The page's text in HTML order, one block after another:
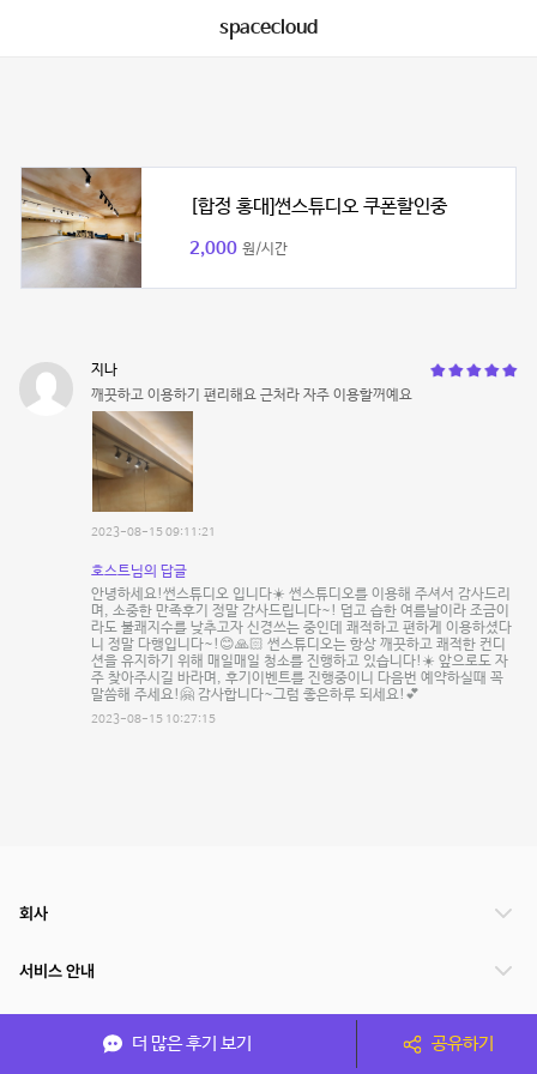
spacecloud
[합정 홍대]썬스튜디오 쿠폰할인중
2,000 원/시간
지나
깨끗하고 이용하기 편리해요 근처라 자주 이용할꺼예요
2023-08-15 09:11:21
호스트님의 답글
안녕하세요!썬스튜디오 입니다☀️ 썬스튜디오를 이용해 주셔서 감사드리
며, 소중한 만족후기 정말 감사드립니다~! 덥고 습한 여름날이라 조금이
라도 불쾌지수를 낮추고자 신경쓰는 중인데 쾌적하고 편하게 이용하셨다
니 정말 다행입니다~!😊🙏🏻 썬스튜디오는 항상 깨끗하고 쾌적한 컨디
션을 유지하기 위해 매일매일 청소를 진행하고 있습니다!☀️ 앞으로도 자
주 찾아주시길 바라며, 후기이벤트를 진행중이니 다음번 예약하실때 꼭
말씀해 주세요!🤗 감사합니다~그럼 좋은하루 되세요!💕
2023-08-15 10:27:15
더 많은 후기 보기 공유하기
회사
서비스 안내